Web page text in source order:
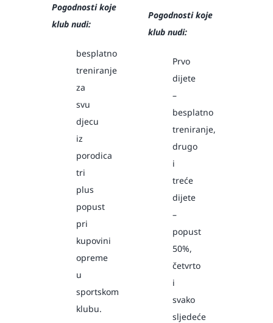
Pogodnosti koje
klub nudi:
besplatno
treniranje
za
svu
djecu
iz
porodica
tri
plus
popust
pri
kupovini
opreme
u
sportskom
klubu.
Pogodnosti koje
klub nudi:
Prvo
dijete
–
besplatno
treniranje,
drugo
i
treće
dijete
–
popust
50%,
četvrto
i
svako
sljedeće